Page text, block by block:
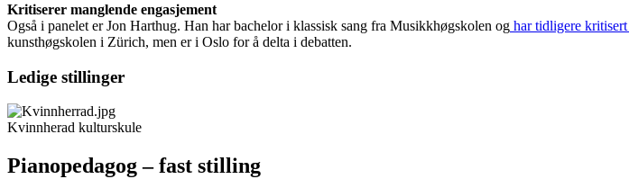
Kritiserer manglende engasjement
Også i panelet er Jon Harthug. Han har bachelor i klassisk sang fra Musikkhøgskolen og har tidligere kritisert
kunsthøgskolen i Zürich, men er i Oslo for å delta i debatten.
Ledige stillinger
Kvinnherad kulturskule
Pianopedagog – fast stilling